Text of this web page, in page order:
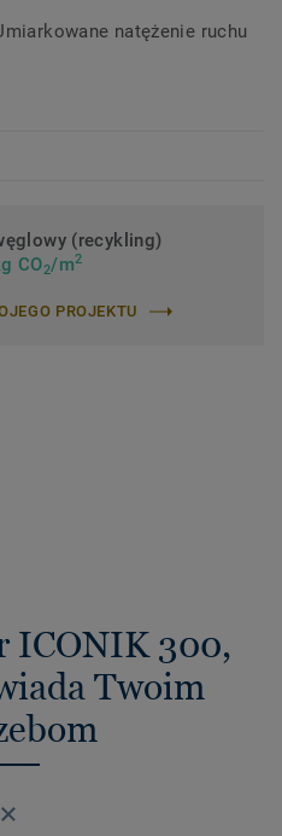
natężenie ruchu
(recykling)
CO2/m2
PROJEKTU
ICONIK 300,
Twoim